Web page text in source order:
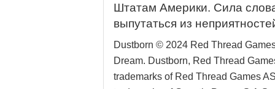
Штатам Америки. Сила
выпутаться из
Dustborn © 2024 Red Thread
Dream. Dustborn, Red Thread
trademarks of Red Thread Games